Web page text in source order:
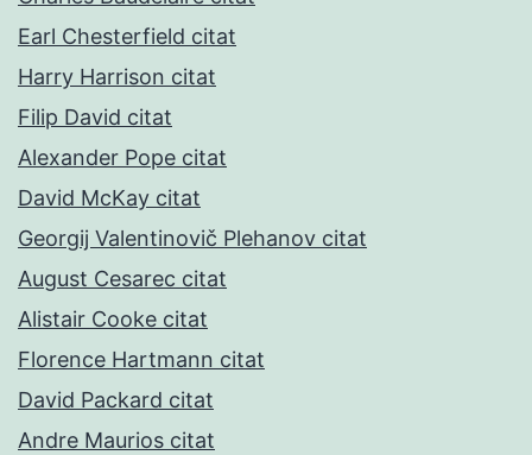
Earl Chesterfield citat
Harry Harrison citat
Filip David citat
Alexander Pope citat
David McKay citat
Georgij Valentinovič Plehanov citat
August Cesarec citat
Alistair Cooke citat
Florence Hartmann citat
David Packard citat
Andre Maurios citat